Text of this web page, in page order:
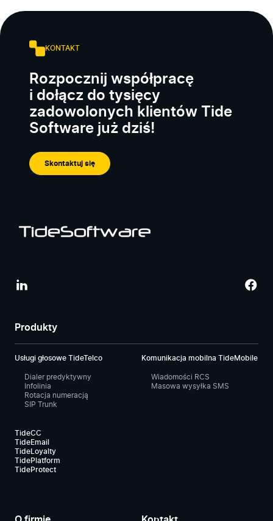
KONTAKT
Rozpocznij współpracę
i dołącz do tysięcy
zadowolonych klientów Tide
Software już dziś!
Skontaktuj się
Produkty
Usługi głosowe TideTelco
Dialer predyktywny
Infolinia
Rotacja numeracją
SIP Trunk
Komunikacja mobilna TideMobile
Wiadomości RCS
Masowa wysyłka SMS
TideCC
TideEmail
TideLoyalty
TidePlatform
TideProtect